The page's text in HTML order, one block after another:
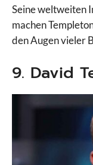
Seine weltweiten
machen
den Augen vieler
9. David